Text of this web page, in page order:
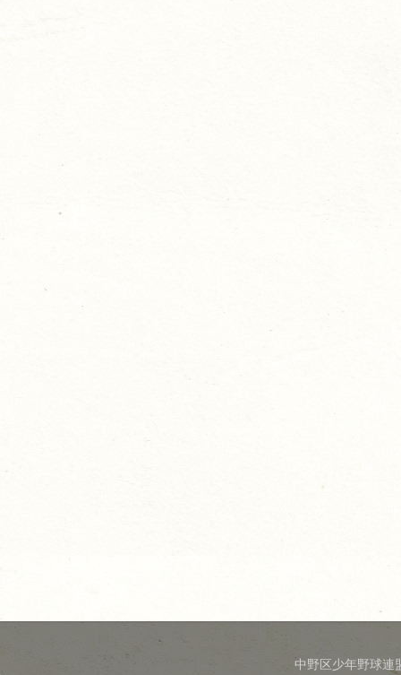
中野区少年野球連